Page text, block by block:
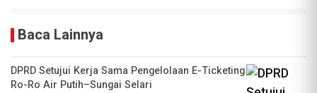
Baca Lainnya
DPRD Setujui Kerja Sama Pengelolaan E-Ticketing
Ro-Ro Air Putih–Sungai Selari